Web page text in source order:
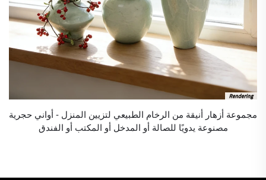
مجموعة أزهار أنيقة من الرخام الطبيعي لتزيين المنزل - أواني حجرية
مصنوعة يدويًا للصالة أو المدخل أو المكتب أو الفندق